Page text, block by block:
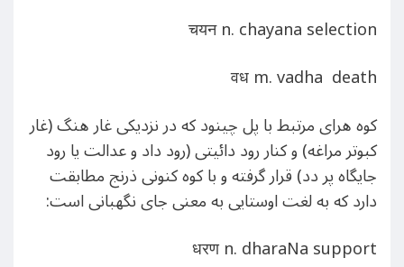
चयन n. chayana selection
वध m. vadha death
کوه هرای مرتبط با پل چینود که در نزدیکی غار هنگ (غار
کبوتر مراغه) و کنار رود دائیتی (رود داد و عدالت یا رود
جایگاه پر دد) قرار گرفته و با کوه کنونی ذرنج مطابقت
دارد که به لغت اوستایی به معنی جای نگهبانی است:
धरण n. dharaNa support